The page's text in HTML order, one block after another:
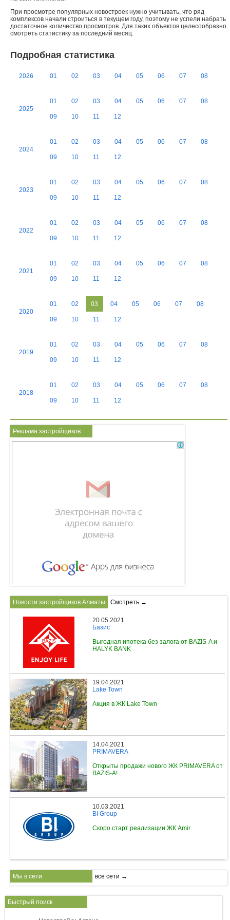
При просмотре популярных новостроек нужно учитывать, что ряд
комплексов начали строиться в текущем году, поэтому не успели набрать
достаточное количество просмотров. Для таких объектов целесообразно
смотреть статистику за последний месяц.
Подробная статистика
2026 01 02 03 04 05 06 07 08
2025
01 02 03 04 05 06 07 08
09 10 11 12
2024
01 02 03 04 05 06 07 08
09 10 11 12
2023
01 02 03 04 05 06 07 08
09 10 11 12
2022
01 02 03 04 05 06 07 08
09 10 11 12
2021
01 02 03 04 05 06 07 08
09 10 11 12
2020
01 02 03 04 05 06 07 08
09 10 11 12
2019
01 02 03 04 05 06 07 08
09 10 11 12
2018
01 02 03 04 05 06 07 08
09 10 11 12
Реклама застройщиков
Новости застройщиков Алматы Смотреть →
20.05.2021
Базис
Выгодная ипотека без залога от BAZIS-A и
HALYK BANK
19.04.2021
Lake Town
Акция в ЖК Lake Town
14.04.2021
PRIMAVERA
Открыты продажи нового ЖК PRIMAVERA от
BAZIS-A!
10.03.2021
BI Group
Скоро старт реализации ЖК Amir
Мы в сети все сети →
Быстрый поиск